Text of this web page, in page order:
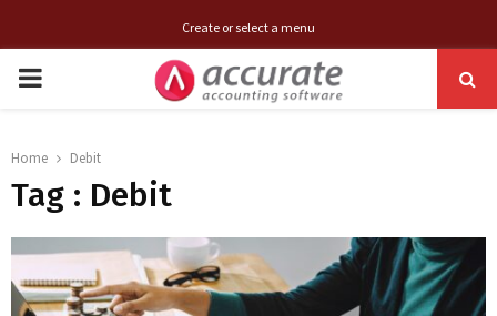
Create or select a menu
PRIMARY
Home Debit
Tag : Debit